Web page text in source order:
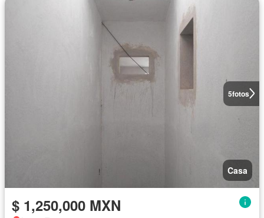
5fotos
Casa
$ 1,250,000 MXN